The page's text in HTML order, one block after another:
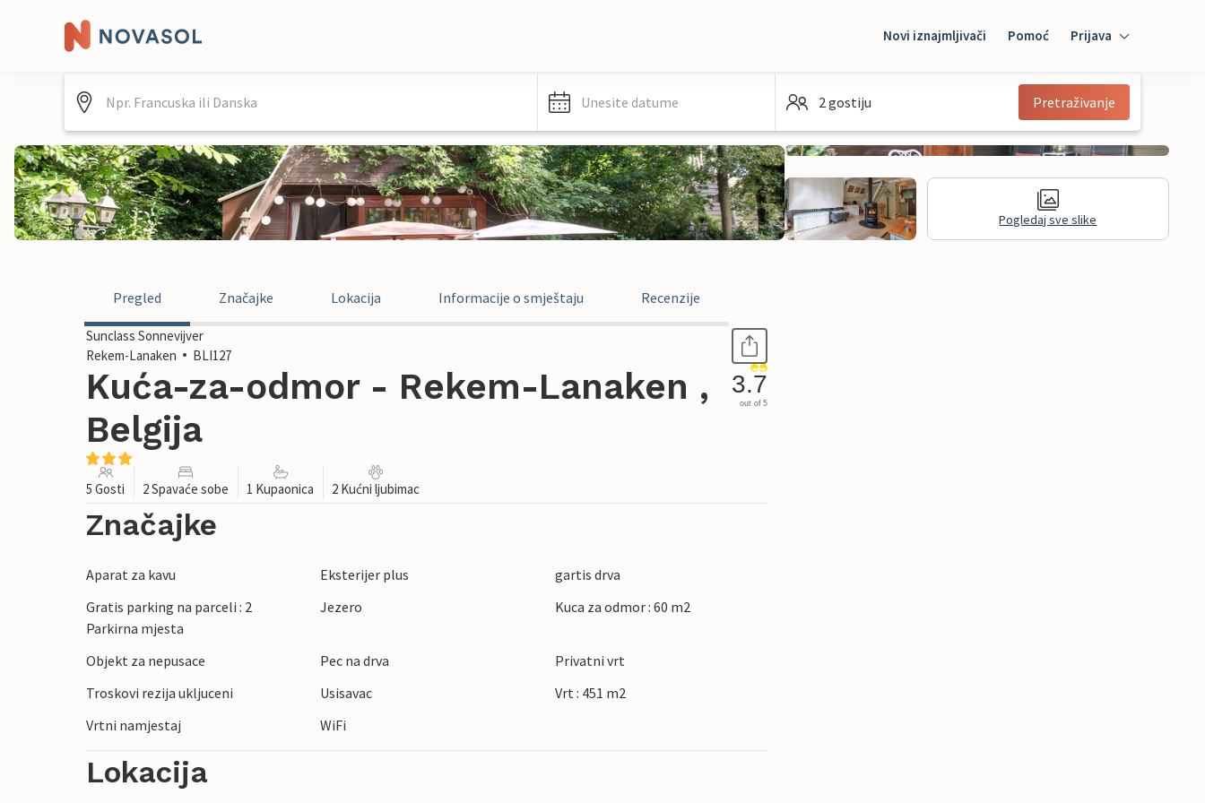
Novi iznajmljivači Pomoć Prijava
Mybooking
Unesite datume 2 gostiju Pretraživanje
Pogledaj sve slike
Pregled Značajke Lokacija Informacije o smještaju Recenzije
Sunclass Sonnevijver
Rekem-Lanaken
BLI127
Kuća-za-odmor - Rekem-Lanaken ,
Belgija
3.7
out of 5
5 Gosti 2 Spavaće sobe 1 Kupaonica 2 Kućni ljubimac
Značajke
Aparat za kavu Eksterijer plus
gartis drva
Gratis parking na parceli : 2
Parkirna mjesta
Jezero Kuca za odmor : 60 m2
Objekt za nepusace Pec na drva
Privatni vrt
Troskovi rezija ukljuceni
Usisavac
Vrt : 451 m2
Vrtni namjestaj
WiFi
Lokacija